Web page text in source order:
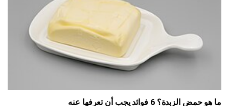
ما هو حمض الزبدة؟ 6 فوائد يجب أن تعرفها عنه